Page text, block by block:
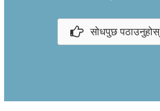
सोधपुछ पठाउनुहोस्